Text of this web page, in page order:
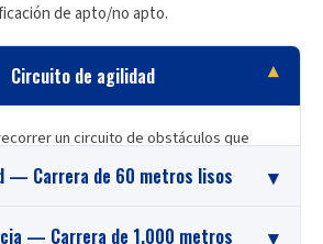
de apto/no apto.
Circuito de agilidad ▾
un circuito de obstáculos que
coordinación y agilidad
. Se evalúan la
el equilibrio en movimiento y la
— Carrera de 60 metros lisos ▾
— Carrera de 1.000 metros ▾